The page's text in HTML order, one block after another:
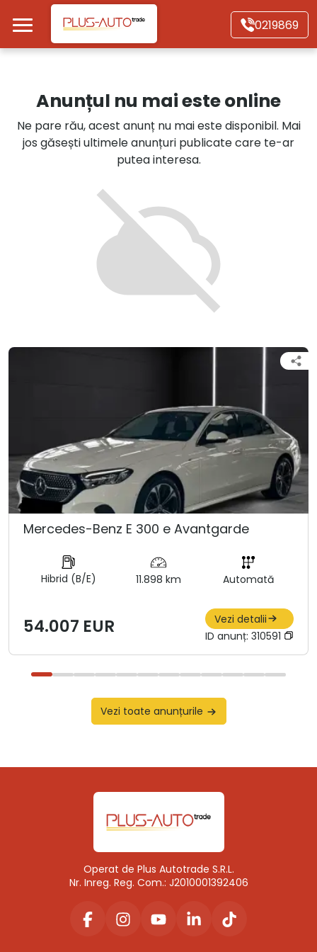
Mergi direct la conținutul principal
0219869
Autoturisme
Motociclete
Autoutilitare
Alte tipuri vehicule
Anunțul nu mai este online
Ne pare rău, acest anunț nu mai este disponibil. Mai
jos găsești ultimele anunțuri publicate care te-ar
putea interesa.
Mercedes-Benz E 300 e Avantgarde
Hibrid (B/E) 11.898 km Automată
54.007 EUR
Vezi detalii
ID anunț: 310591
Vezi toate anunțurile
Operat de Plus Autotrade S.R.L.
Nr. Inreg. Reg. Com.: J2010001392406